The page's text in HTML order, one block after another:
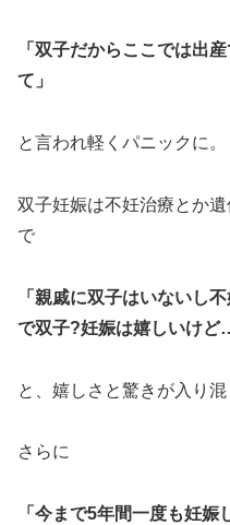
「双子だからここでは出
て」
と言われ軽くパニックに。
双子妊娠は不妊治療とか
で
「親戚に双子はいないし
で双子?妊娠は嬉しいけど
と、嬉しさと驚きが入り
さらに
「今まで5年間一度も妊